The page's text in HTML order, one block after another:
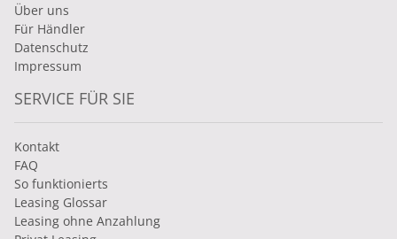
Über uns
Für Händler
Datenschutz
Impressum
SERVICE FÜR SIE
Kontakt
FAQ
So funktionierts
Leasing Glossar
Leasing ohne Anzahlung